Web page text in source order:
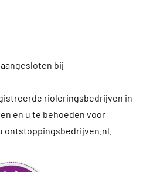
bij
rioleringsbedrijven in
en u te behoeden voor
ontstoppingsbedrijven.nl.